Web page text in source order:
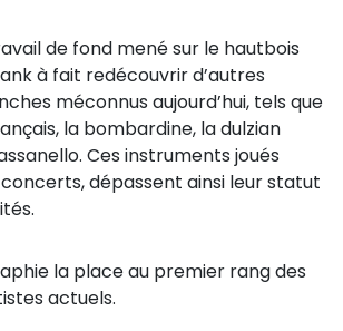
de fond mené sur le hautbois
à fait redécouvrir d’autres
méconnus aujourd’hui, tels que
la bombardine, la dulzian
Ces instruments joués
dépassent ainsi leur statut
la place au premier rang des
actuels.